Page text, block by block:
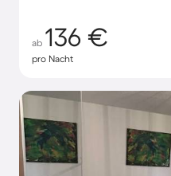
ab 136 €
pro Nacht